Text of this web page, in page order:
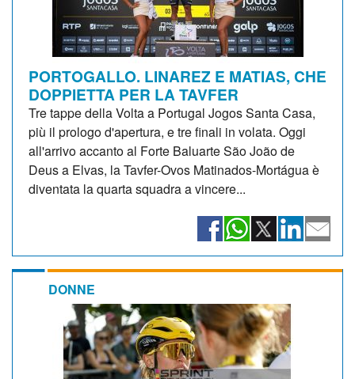
PORTOGALLO. LINAREZ E MATIAS, CHE
DOPPIETTA PER LA TAVFER
Tre tappe della Volta a Portugal Jogos Santa Casa,
più il prologo d'apertura, e tre finali in volata. Oggi
all'arrivo accanto al Forte Baluarte São João de
Deus a Elvas, la Tavfer-Ovos Matinados-Mortágua è
diventata la quarta squadra a vincere...
DONNE